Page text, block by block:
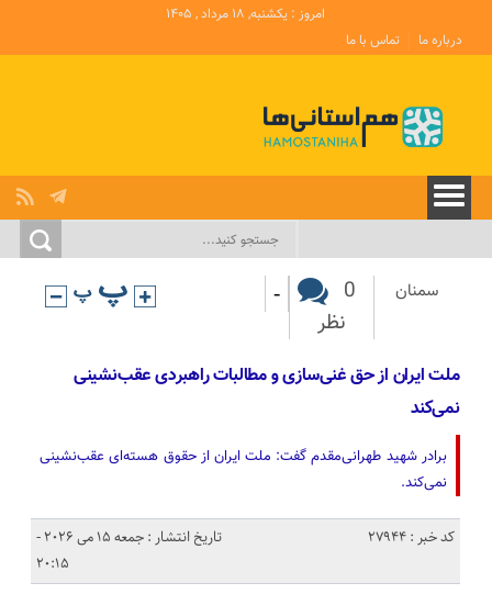
امروز : یکشنبه, ۱۸ مرداد , ۱۴۰۵
درباره ما
تماس با ما
سمنان
0
نظر
-
ملت ایران از حق غنی‌سازی و مطالبات راهبردی عقب‌نشینی
نمی‌کند
برادر شهید طهرانی‌مقدم گفت: ملت ایران از حقوق هسته‌ای عقب‌نشینی
نمی‌کند.
کد خبر : 27944
تاریخ انتشار : جمعه 15 می 2026 -
20:15